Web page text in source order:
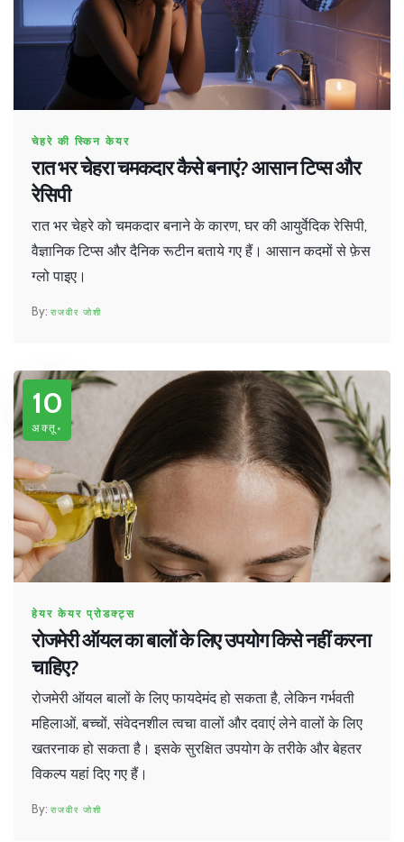
चेहरे की स्किन केयर
रात भर चेहरा चमकदार कैसे बनाएं? आसान टिप्स और
रेसिपी
रात भर चेहरे को चमकदार बनाने के कारण, घर की आयुर्वेदिक रेसिपी,
वैज्ञानिक टिप्स और दैनिक रूटीन बताये गए हैं। आसान कदमों से फ़ेस
ग्लो पाइए।
राजवीर जोशी
10
अक्तू॰
हेयर केयर प्रोडक्ट्स
रोजमेरी ऑयल का बालों के लिए उपयोग किसे नहीं करना
चाहिए?
रोजमेरी ऑयल बालों के लिए फायदेमंद हो सकता है, लेकिन गर्भवती
महिलाओं, बच्चों, संवेदनशील त्वचा वालों और दवाएं लेने वालों के लिए
खतरनाक हो सकता है। इसके सुरक्षित उपयोग के तरीके और बेहतर
विकल्प यहां दिए गए हैं।
राजवीर जोशी